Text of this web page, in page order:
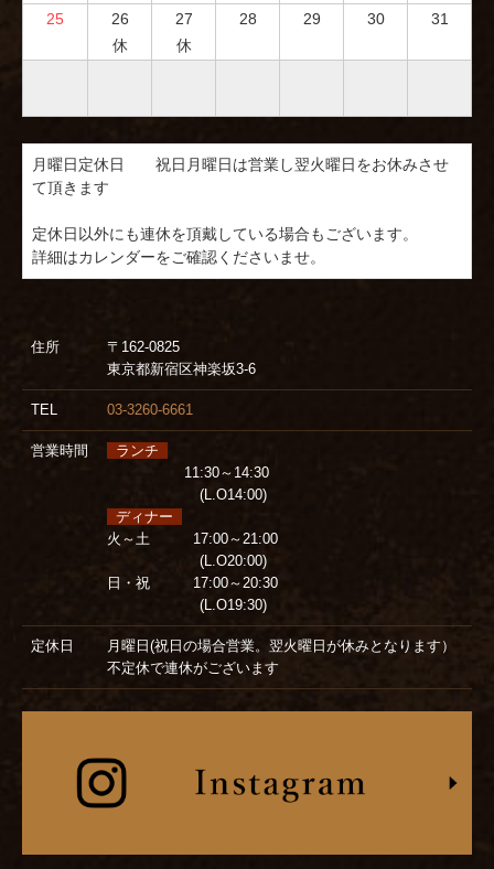
25
26
休
27
休
28 29 30 31
月曜日定休日　　祝日月曜日は営業し翌火曜日をお休みさせ
て頂きます
定休日以外にも連休を頂戴している場合もございます。
住所
〒162-0825
東京都新宿区神楽坂3-6
TEL 03-3260-6661
営業時間
ランチ
11:30～14:30
(L.O14:00)
ディナー
火～土 17:00～21:00
(L.O20:00)
日・祝 17:00～20:30
(L.O19:30)
定休日
月曜日(祝日の場合営業。翌火曜日が休みとなります）
不定休で連休がございます